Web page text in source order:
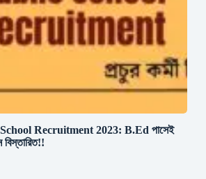
Recruitment 2023: B.Ed পাসেই
বিস্তারিত!!